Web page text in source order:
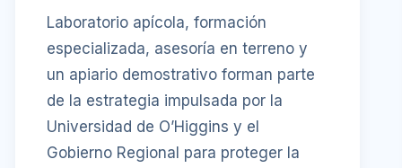
Laboratorio apícola, formación
especializada, asesoría en terreno y
un apiario demostrativo forman parte
de la estrategia impulsada por la
Universidad de O’Higgins y el
Gobierno Regional para proteger la